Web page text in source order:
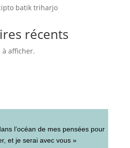
batik triharjo
récents
afficher.
l’océan de mes pensées pour
et je serai avec vous »